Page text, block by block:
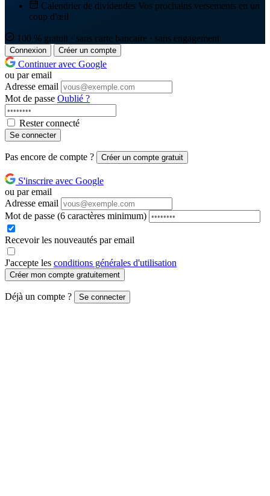
Calendrier de dividendes Vos prochains versements en un
coup d'œil
100 % gratuit · sans carte bancaire · sans engagement
Connexion Créer un compte
Continuer avec Google
ou par email
Adresse email
Mot de passe Oublié ?
Rester connecté
Se connecter
Pas encore de compte ? Créer un compte gratuit
S'inscrire avec Google
ou par email
Adresse email
Mot de passe (6 caractères minimum)
Recevoir les nouveautés par email
J'accepte les conditions générales d'utilisation
Créer mon compte gratuitement
Déjà un compte ? Se connecter